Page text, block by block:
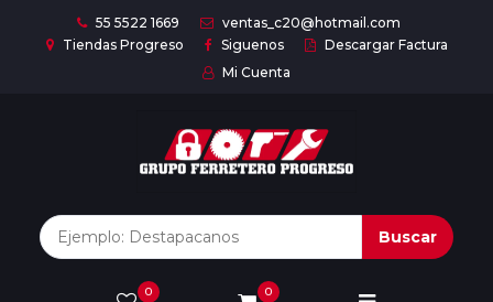
55 5522 1669
ventas_c20@hotmail.com
Tiendas Progreso
Siguenos
Descargar Factura
Mi Cuenta
Buscar
0 0
Marcas